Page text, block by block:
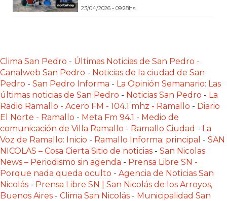
POR
DEFINITIVA
PARA
RESTAURANTES
Y
DELIVERIES
CREAR
UNA
TIENDA
ONLINE:
¿CUÁL
ES
23/04/2026 - 09:28hs.
Clima San Pedro - Últimas Noticias de San Pedro -
Canalweb San Pedro - Noticias de la ciudad de San
Pedro - San Pedro Informa - La Opinión Semanario: Las
últimas noticias de San Pedro - Noticias San Pedro - La
Radio Ramallo - Acero FM - 104.1 mhz - Ramallo - Diario
El Norte - Ramallo - Meta Fm 94.1 - Medio de
comunicación de Villa Ramallo - Ramallo Ciudad - La
Voz de Ramallo: Inicio - Ramallo Informa: principal - SAN
NICOLAS – Cosa Cierta Sitio de noticias - San Nicolas
News – Periodismo sin agenda - Prensa Libre SN -
Porque nada queda oculto - Agencia de Noticias San
Nicolás - Prensa Libre SN | San Nicolás de los Arroyos,
Buenos Aires - Clima San Nicolás - Municipalidad San